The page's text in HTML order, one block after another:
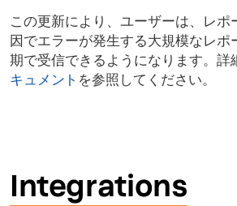
この更新により、ユーザーは、レポ
因でエラーが発生する大規模なレポ
期で受信できるようになります。詳
キュメント を参照してください。
Integrations